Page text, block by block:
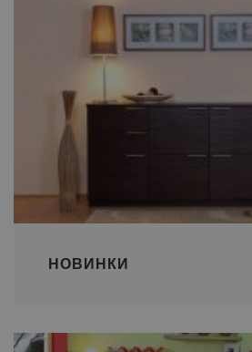
НОВИНКИ